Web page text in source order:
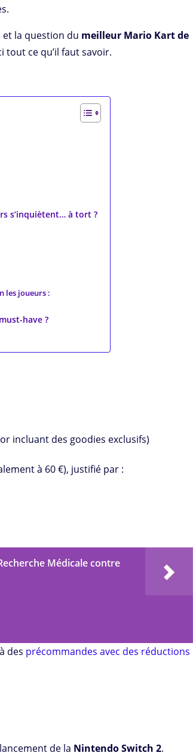
la question du meilleur Mario Kart de
ce qu’il faut savoir.
s’inquiètent… à tort ?
les joueurs :
have ?
incluant des goodies exclusifs)
à 60 €), justifié par :
Médicale contre
des précommandes avec des réductions
de la Nintendo Switch 2.